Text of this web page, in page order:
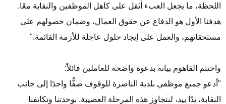
اللحظة، ما يجعل العبء أثقل على كاهل الموظفين والنقابة معًا.
هدفنا الأول هو الدفاع عن حقوق العمال، وضمان حصولهم على
مستحقاتهم، والعمل على إيجاد حلول عاجلة للأزمة القائمة."
واختتم الفاهوم بيانه بدعوة واضحة للعاملين قائلاً:
" أدعو جميع موظفي بلدية الناصرة للوقوف صفًّا واحدًا إلى جانب
النقابة، يدًا بيد، لنتجاوز هذه المرحلة العصيبة. بوحدتنا وتكاتفنا